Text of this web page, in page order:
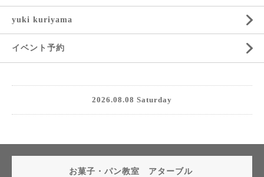
yuki kuriyama
イベント予約
2026.08.08 Saturday
お菓子・パン教室 アターブル